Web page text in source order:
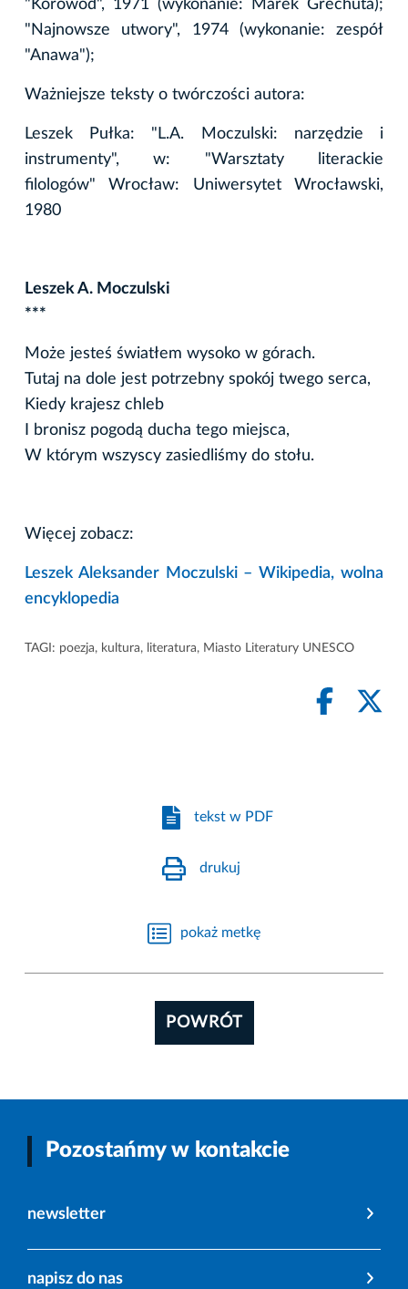
"Korowód", 1971 (wykonanie: Marek Grechuta);
"Najnowsze utwory", 1974 (wykonanie: zespół
"Anawa");
Ważniejsze teksty o twórczości autora:
Leszek Pułka: "L.A. Moczulski: narzędzie i
instrumenty", w: "Warsztaty literackie
filologów" Wrocław: Uniwersytet Wrocławski,
1980
Leszek A. Moczulski
***
Może jesteś światłem wysoko w górach.
Tutaj na dole jest potrzebny spokój twego serca,
Kiedy krajesz chleb
I bronisz pogodą ducha tego miejsca,
W którym wszyscy zasiedliśmy do stołu.
Więcej zobacz:
Leszek Aleksander Moczulski – Wikipedia, wolna
encyklopedia
TAGI: poezja, kultura, literatura, Miasto Literatury UNESCO
tekst w PDF
drukuj
pokaż metkę
POWRÓT
Pozostańmy w kontakcie
newsletter
napisz do nas